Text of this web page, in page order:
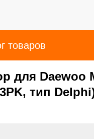
товаров
для Daewoo
тип